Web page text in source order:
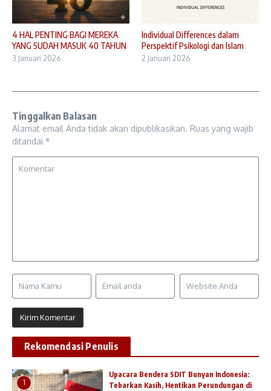
4 HAL PENTING BAGI MEREKA
YANG SUDAH MASUK 40 TAHUN
3 Januari 2026
Individual Differences dalam
Perspektif Psikologi dan Islam
2 Januari 2026
Tinggalkan Balasan
Alamat email Anda tidak akan dipublikasikan. Ruas yang wajib
ditandai *
Rekomendasi Penulis
1
Upacara Bendera SDIT Bunyan Indonesia:
Tebarkan Kasih, Hentikan Perundungan di